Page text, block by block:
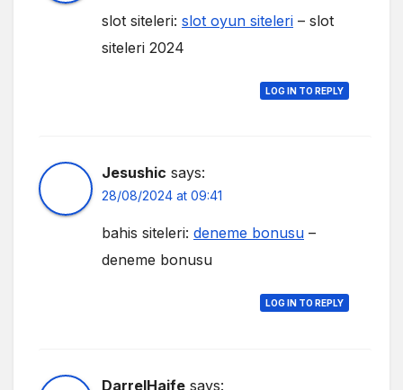
slot siteleri: slot oyun siteleri – slot
siteleri 2024
LOG IN TO REPLY
Jesushic says:
28/08/2024 at 09:41
bahis siteleri: deneme bonusu –
deneme bonusu
LOG IN TO REPLY
DarrelHaife says: